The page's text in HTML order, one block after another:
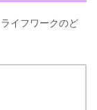
イフワークのど